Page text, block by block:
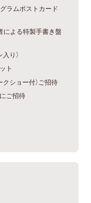
ラムポストカード
による特製手書き盤
り）
ト
クショー付）ご招待
ご招待